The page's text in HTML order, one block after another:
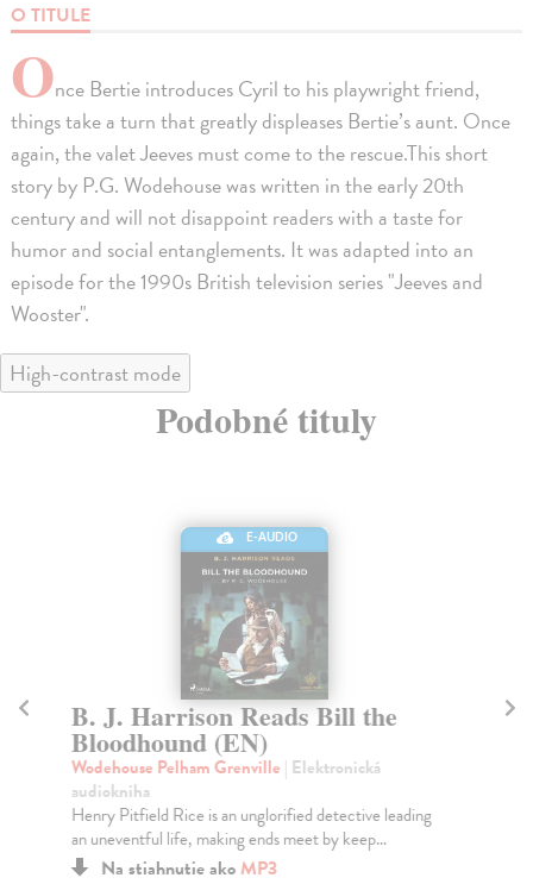
O TITULE
Once Bertie introduces Cyril to his playwright friend,
things take a turn that greatly displeases Bertie’s aunt. Once
again, the valet Jeeves must come to the rescue.This short
story by P.G. Wodehouse was written in the early 20th
century and will not disappoint readers with a taste for
humor and social entanglements. It was adapted into an
episode for the 1990s British television series "Jeeves and
Wooster".
High-contrast mode
Podobné tituly
E-AUDIO
B. J. Harrison Reads Bill the
Bloodhound (EN)
Wodehouse Pelham Grenville | Elektronická
audiokniha
Henry Pitfield Rice is an unglorified detective leading
an uneventful life, making ends meet by keep...
Na stiahnutie akoMP3